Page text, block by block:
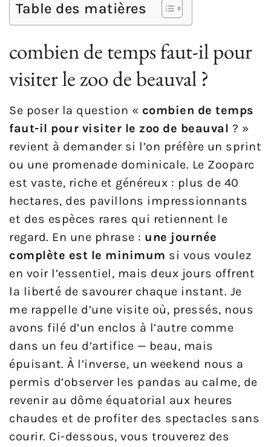
Table des matières
combien de temps faut-il pour
visiter le zoo de beauval ?
Se poser la question « combien de temps
faut-il pour visiter le zoo de beauval ? »
revient à demander si l’on préfère un sprint
ou une promenade dominicale. Le Zooparc
est vaste, riche et généreux : plus de 40
hectares, des pavillons impressionnants
et des espèces rares qui retiennent le
regard. En une phrase : une journée
complète est le minimum si vous voulez
en voir l’essentiel, mais deux jours offrent
la liberté de savourer chaque instant. Je
me rappelle d’une visite où, pressés, nous
avons filé d’un enclos à l’autre comme
dans un feu d’artifice — beau, mais
épuisant. À l’inverse, un weekend nous a
permis d’observer les pandas au calme, de
revenir au dôme équatorial aux heures
chaudes et de profiter des spectacles sans
courir. Ci-dessous, vous trouverez des